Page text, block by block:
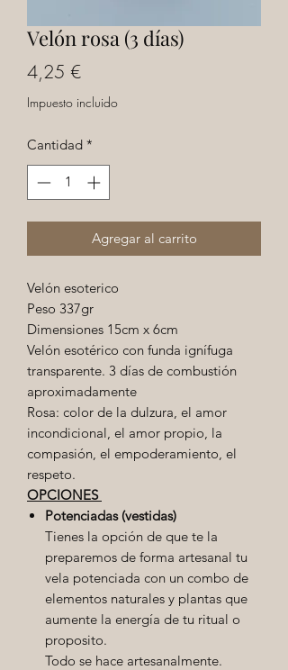
Velón rosa (3 días)
4,25 €Precio
Impuesto incluido
Cantidad *
Agregar al carrito
Velón esoterico
Peso 337gr
Dimensiones 15cm x 6cm
Velón esotérico con funda ignífuga
transparente. 3 días de combustión
aproximadamente
Rosa: color de la dulzura, el amor
incondicional, el amor propio, la
compasión, el empoderamiento, el
respeto.
OPCIONES
Potenciadas (vestidas)
Tienes la opción de que te la
preparemos de forma artesanal tu
vela potenciada con un combo de
elementos naturales y plantas que
aumente la energía de tu ritual o
proposito.
Todo se hace artesanalmente.